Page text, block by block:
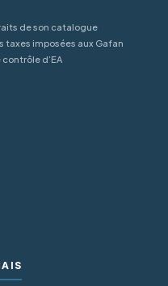
de son catalogue
taxes imposées aux Gafan
contrôle d’EA